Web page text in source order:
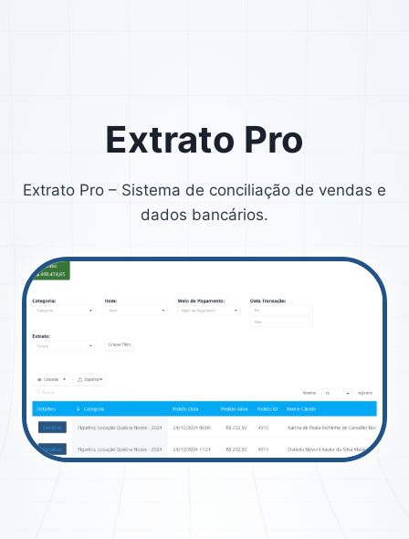
Extrato Pro
Extrato Pro – Sistema de conciliação de vendas e
dados bancários.